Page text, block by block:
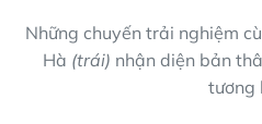
Những chuyến trải nghiệm
Hà (trái) nhận diện bản
tương